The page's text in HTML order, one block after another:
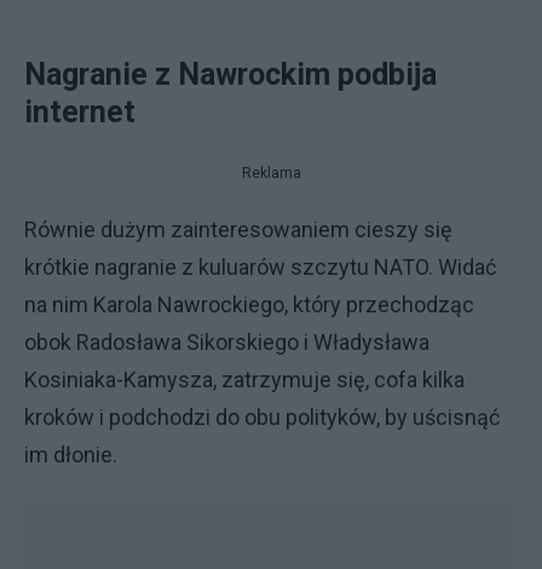
Nagranie z Nawrockim podbija
internet
Reklama
Równie dużym zainteresowaniem cieszy się
krótkie nagranie z kuluarów szczytu NATO. Widać
na nim Karola Nawrockiego, który przechodząc
obok Radosława Sikorskiego i Władysława
Kosiniaka-Kamysza, zatrzymuje się, cofa kilka
kroków i podchodzi do obu polityków, by uścisnąć
im dłonie.